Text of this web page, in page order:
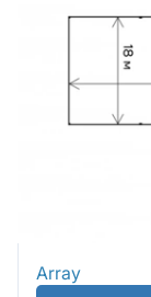
Array